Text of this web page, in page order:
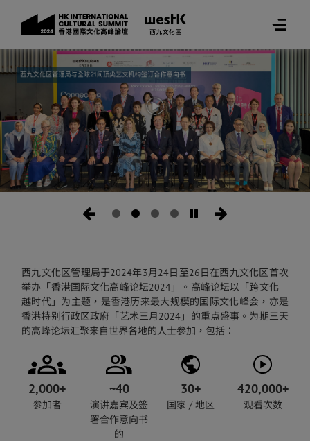
西九文化区管理局于2024年3月24日至26日在西九文化区首次
举办「香港国际文化高峰论坛2024」。高峰论坛以「跨文化
越时代」为主题，是香港历来最大规模的国际文化峰会，亦是
香港特别行政区政府「艺术三月2024」的重点盛事。为期三天
的高峰论坛汇聚来自世界各地的人士参加，包括：
2,000+
参加者
~40
演讲嘉宾及签
署合作意向书
的
30+
国家 / 地区
420,000+
观看次数